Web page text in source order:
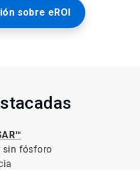
sobre eROI
sin fósforo